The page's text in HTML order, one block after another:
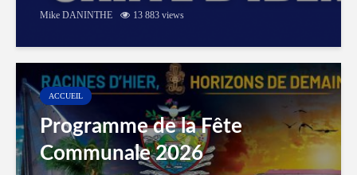
Mike DANINTHE 13 883 views
ACCUEIL
Programme de la Fête
Communale 2026